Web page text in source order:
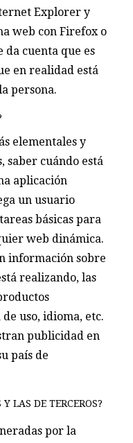
Explorer y
web con Firefox o
da cuenta que es
en realidad está
persona.
elementales y
saber cuándo está
aplicación
un usuario
básicas para
web dinámica.
información sobre
realizando, las
uso, idioma, etc.
publicidad en
país de
LAS DE TERCEROS?
por la